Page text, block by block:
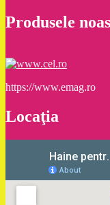
Produsele
https://www.emag.ro
Locaţia